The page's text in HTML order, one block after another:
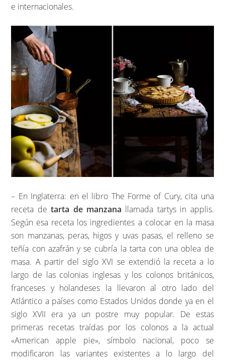
e internacionales.
– En Inglaterra: en el libro The Forme of Cury, cita una
receta detarta de manzana llamada tartys in applis.
Según esa receta los ingredientes a colocar en la masa
son manzanas, peras, higos y uvas pasas, el relleno se
teñía con azafrán y se cubría la tarta con una oblea de
masa. A partir del siglo XVI se extendió la receta a lo
largo de las colonias inglesas y los colonos británicos,
franceses y holandeses la llevaron al otro lado del
Atlántico a países como Estados Unidos donde ya en el
siglo XVII era ya un postre muy popular. De estas
primeras recetas traídas por los colonos a la actual
«American apple pie», símbolo nacional, poco se
modificaron las variantes existentes a lo largo del